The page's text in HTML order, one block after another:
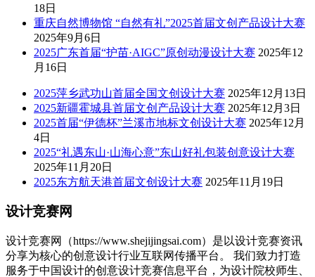
18日
重庆自然博物馆 “自然有礼”2025首届文创产品设计大赛
2025年9月6日
2025广东首届“护苗·AIGC”原创动漫设计大赛 2025年12
月16日
2025萍乡武功山首届全国文创设计大赛 2025年12月13日
2025新疆霍城县首届文创产品设计大赛 2025年12月3日
2025首届“伊德杯”兰溪市地标文创设计大赛 2025年12月
4日
2025“礼遇东山·山海心意”东山好礼包装创意设计大赛
2025年11月20日
2025东方航天港首届文创设计大赛 2025年11月19日
设计竞赛网
设计竞赛网（https://www.shejijingsai.com）是以设计竞赛资讯
分享为核心的创意设计行业互联网传播平台。 我们致力打造
服务于中国设计的创意设计竞赛信息平台，为设计院校师生、